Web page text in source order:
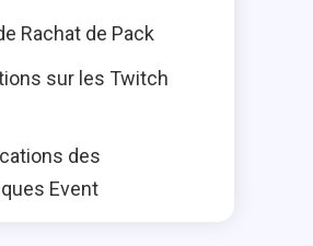
Rachat de Pack
sur les Twitch
des
Event